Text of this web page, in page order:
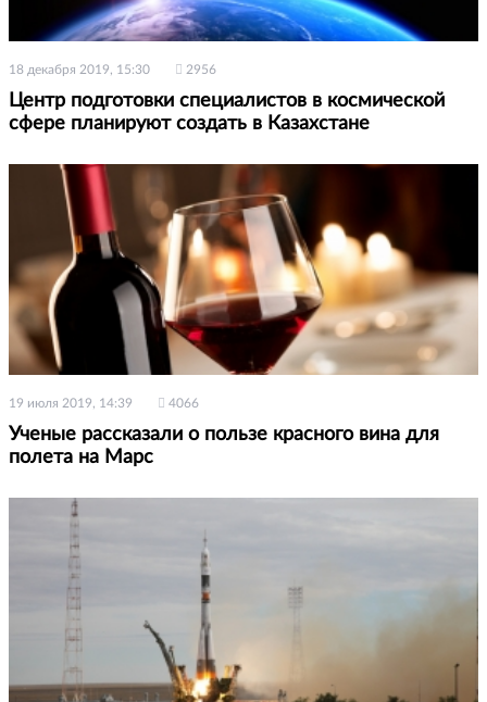
18 декабря 2019, 15:30 2956
Центр подготовки специалистов в космической
сфере планируют создать в Казахстане
19 июля 2019, 14:39 4066
Ученые рассказали о пользе красного вина для
полета на Марс